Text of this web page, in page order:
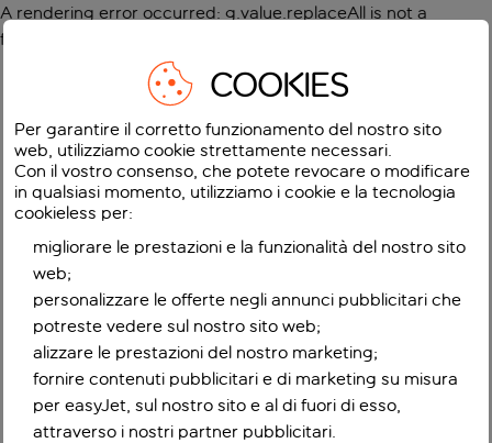
A rendering error occurred: g.value.replaceAll is not a
function
COOKIES
Per garantire il corretto funzionamento del nostro sito
web, utilizziamo cookie strettamente necessari.
Con il vostro consenso, che potete revocare o modificare
in qualsiasi momento, utilizziamo i cookie e la tecnologia
cookieless per:
migliorare le prestazioni e la funzionalità del nostro sito
web;
personalizzare le offerte negli annunci pubblicitari che
potreste vedere sul nostro sito web;
alizzare le prestazioni del nostro marketing;
fornire contenuti pubblicitari e di marketing su misura
per easyJet, sul nostro sito e al di fuori di esso,
attraverso i nostri partner pubblicitari.